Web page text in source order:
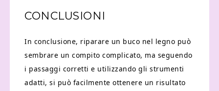
CONCLUSIONI
In conclusione, riparare un buco nel legno può
sembrare un compito complicato, ma seguendo
i passaggi corretti e utilizzando gli strumenti
adatti, si può facilmente ottenere un risultato